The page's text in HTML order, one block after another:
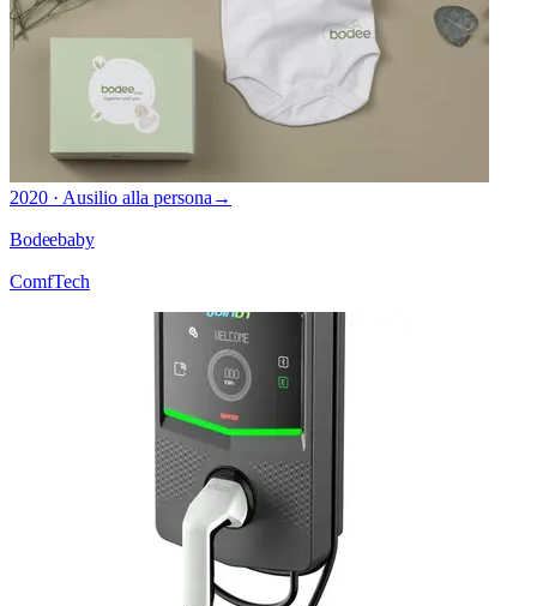
2020 · Ausilio alla persona →
Bodeebaby
ComfTech